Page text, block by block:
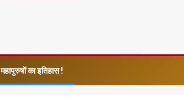
महापुरुषों का इतिहास !